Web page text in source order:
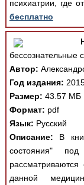
психиатрии, где
бесплатно
бессознательные
Автор:
Год издания:
Размер: 43.57 МБ
Формат: pdf
Язык: Русский
Описание: В
состояния"
данной